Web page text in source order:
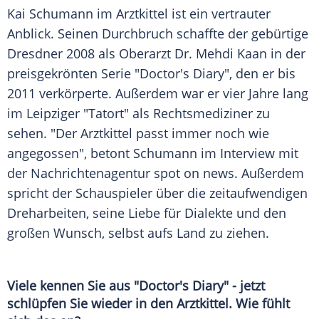
Kai Schumann im Arztkittel ist ein vertrauter
Anblick. Seinen Durchbruch schaffte der gebürtige
Dresdner 2008 als Oberarzt Dr. Mehdi Kaan in der
preisgekrönten Serie "Doctor's Diary", den er bis
2011 verkörperte. Außerdem war er vier Jahre lang
im Leipziger "Tatort" als Rechtsmediziner zu
sehen. "Der Arztkittel passt immer noch wie
angegossen", betont Schumann im Interview mit
der Nachrichtenagentur spot on news. Außerdem
spricht der Schauspieler über die zeitaufwendigen
Dreharbeiten, seine Liebe für Dialekte und den
großen Wunsch, selbst aufs Land zu ziehen.
Viele kennen Sie aus "Doctor's Diary" - jetzt
schlüpfen Sie wieder in den Arztkittel. Wie fühlt